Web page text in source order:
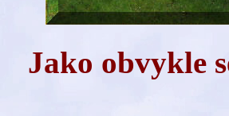
Jako obvykle